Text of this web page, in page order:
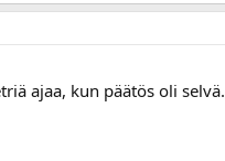
ajaa, kun päätös oli selvä.